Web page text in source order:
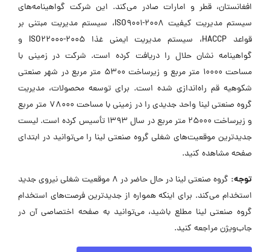
افغانستان، قطر و امارات صادر می‌کند. این شرکت گواهینامه‌های
سیستم مدیریت کیفیت ISO9001-2008، سیستم مدیریت مبتنی بر
قواعد HACCP، سیستم مدیریت ایمنی غذا ISO22000-2005 و
گواهینامه نشان حلال را دریافت کرده است. شرکت در زمینی با
مساحت 10000 متر مربع و زیرساخت 5300 متر مربع در شهر صنعتی
شکوهیه قم راه‌اندازی شده است. برای توسعه محصولات، مدیریت
گروه صنعتی لینا واحد جدیدی را در زمینی با مساحت 78000 متر مربع
و زیرساخت 25000 متر مربع در سال 1393 تأسیس کرده است. لیست
جدیدترین موقعیت‌های شغلی گروه صنعتی لینا را می‌توانید در ابتدای
صفحه مشاهده کنید.
توجه:
گروه صنعتی لینا در حال حاضر در ۸ موقعیت شغلی نیروی جدید
استخدام می‌کند. برای اینکه همواره از جدیدترین فرصت‌های استخدام
گروه صنعتی لینا مطلع باشید، می‌توانید به صفحه اختصاصی آن در
جاب‌ویژن مراجعه کنید.